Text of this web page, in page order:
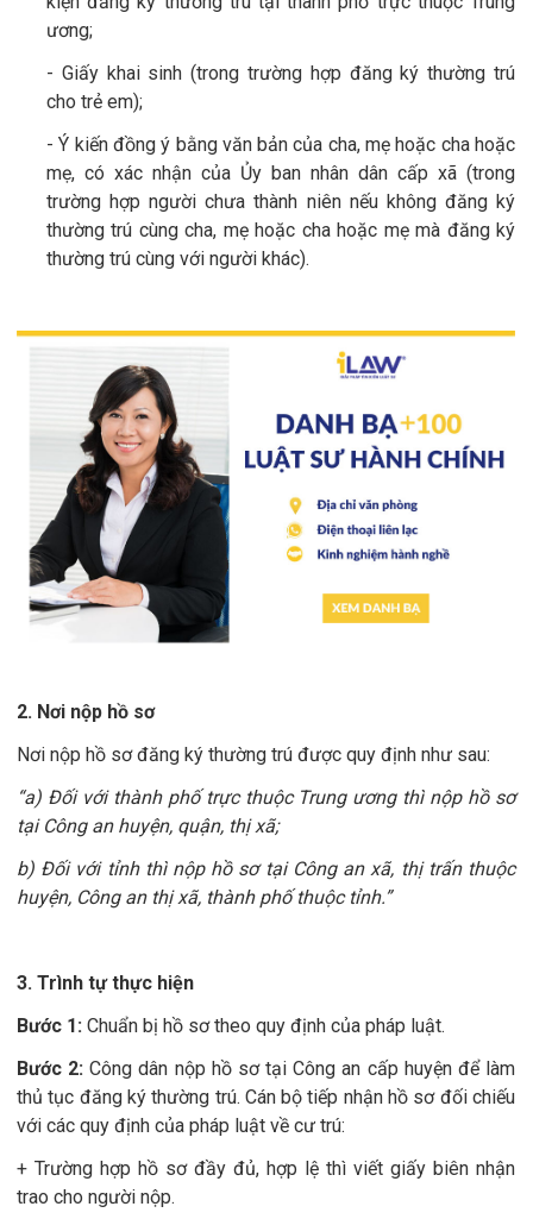
ương;
- Giấy khai sinh (trong trường hợp đăng ký thường trú
cho trẻ em);
- Ý kiến đồng ý bằng văn bản của cha, mẹ hoặc cha hoặc
mẹ, có xác nhận của Ủy ban nhân dân cấp xã (trong
trường hợp người chưa thành niên nếu không đăng ký
thường trú cùng cha, mẹ hoặc cha hoặc mẹ mà đăng ký
thường trú cùng với người khác).
2. Nơi nộp hồ sơ
Nơi nộp hồ sơ đăng ký thường trú được quy định như sau:
“a) Đối với thành phố trực thuộc Trung ương thì nộp hồ sơ
tại Công an huyện, quận, thị xã;
b) Đối với tỉnh thì nộp hồ sơ tại Công an xã, thị trấn thuộc
huyện, Công an thị xã, thành phố thuộc tỉnh.”
3. Trình tự thực hiện
Bước 1: Chuẩn bị hồ sơ theo quy định của pháp luật.
Bước 2:Công dân nộp hồ sơ tại Công an cấp huyện để làm
thủ tục đăng ký thường trú. Cán bộ tiếp nhận hồ sơ đối chiếu
với các quy định của pháp luật về cư trú:
+ Trường hợp hồ sơ đầy đủ, hợp lệ thì viết giấy biên nhận
trao cho người nộp.